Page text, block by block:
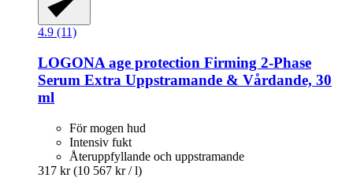
4.9 (11)
LOGONA age protection Firming 2-​Phase
Serum Extra Uppstramande & Vårdande, 30
ml
För mogen hud
Intensiv fukt
Återuppfyllande och uppstramande
317 kr (10 567 kr / l)